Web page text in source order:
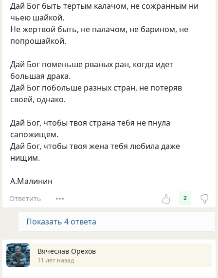
Дай Бог быть тертым калачом, не сожранным ни
чьею шайкой,
Не жертвой быть, не палачом, не барином, не
попрошайкой.
Дай Бог поменьше рваных ран, когда идет
большая драка.
Дай Бог побольше разных стран, не потеряв
своей, однако.
Дай Бог, чтобы твоя страна тебя не пнула
сапожищем.
Дай Бог, чтобы твоя жена тебя любила даже
нищим.
А.Малинин
Ответить 2
Показать 4 ответа
Вячеслав Орехов
11 лет назад